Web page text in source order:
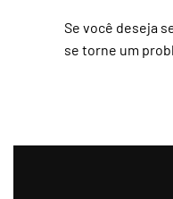
Se você deseja
se torne um